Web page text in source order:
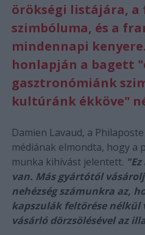
örökségi listájára,
szimbóluma, és a
mindennapi
honlapján a bagett
gasztronómiánk
kultúránk ékköve"
Damien Lavaud, a
médiának elmondta, hogy a
munka kihívást jelentett.
van. Más gyártótól
nehézség számunkra az,
kapszulák feltörése nélkül
vásárló dörzsölésével az